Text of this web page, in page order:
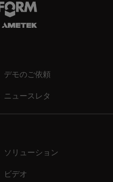
デモのご依頼
ニュースレタ
ソリューション
ビデオ